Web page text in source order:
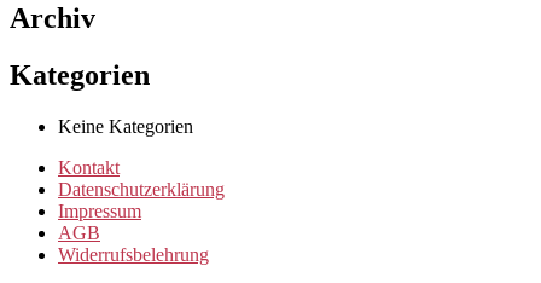
Archiv
Kategorien
Keine Kategorien
Kontakt
Datenschutzerklärung
Impressum
AGB
Widerrufsbelehrung